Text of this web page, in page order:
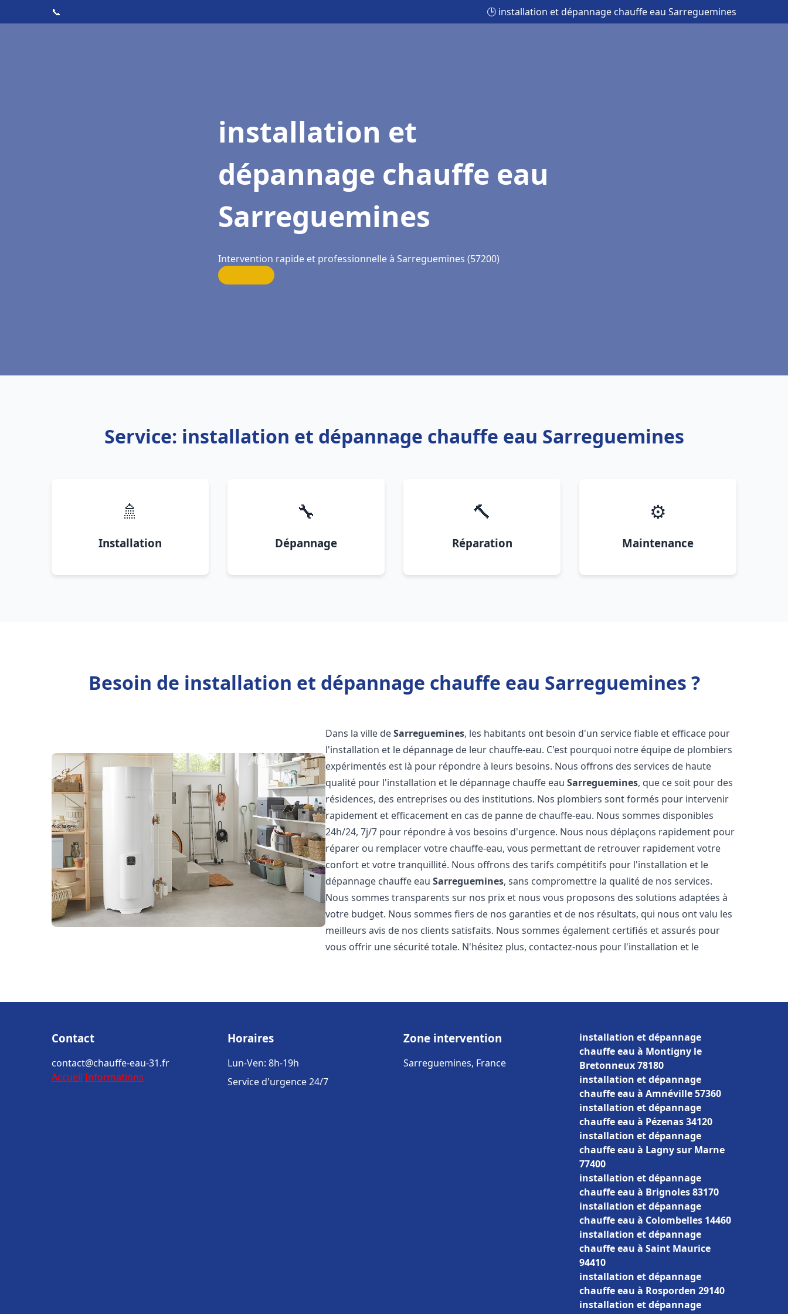
📞 🕒 installation et dépannage chauffe eau Sarreguemines
installation et
dépannage chauffe eau
Sarreguemines
Intervention rapide et professionnelle à Sarreguemines (57200)
Service: installation et dépannage chauffe eau Sarreguemines
🚿
Installation
🔧
Dépannage
🔨
Réparation
⚙️
Maintenance
Besoin de installation et dépannage chauffe eau Sarreguemines ?
Dans la ville deSarreguemines, les habitants ont besoin d'un service fiable et efficace pour
l'installation et le dépannage de leur chauffe-eau. C'est pourquoi notre équipe de plombiers
expérimentés est là pour répondre à leurs besoins. Nous offrons des services de haute
qualité pour l'installation et le dépannage chauffe eauSarreguemines, que ce soit pour des
résidences, des entreprises ou des institutions. Nos plombiers sont formés pour intervenir
rapidement et efficacement en cas de panne de chauffe-eau. Nous sommes disponibles
24h/24, 7j/7 pour répondre à vos besoins d'urgence. Nous nous déplaçons rapidement pour
réparer ou remplacer votre chauffe-eau, vous permettant de retrouver rapidement votre
confort et votre tranquillité. Nous offrons des tarifs compétitifs pour l'installation et le
dépannage chauffe eauSarreguemines, sans compromettre la qualité de nos services.
Nous sommes transparents sur nos prix et nous vous proposons des solutions adaptées à
votre budget. Nous sommes fiers de nos garanties et de nos résultats, qui nous ont valu les
meilleurs avis de nos clients satisfaits. Nous sommes également certifiés et assurés pour
vous offrir une sécurité totale. N'hésitez plus, contactez-nous pour l'installation et le
Contact
contact@chauffe-eau-31.fr
Accueil Informations
Horaires
Lun-Ven: 8h-19h
Service d'urgence 24/7
Zone intervention
Sarreguemines, France
installation et dépannage
chauffe eau à Montigny le
Bretonneux 78180
installation et dépannage
chauffe eau à Amnéville 57360
installation et dépannage
chauffe eau à Pézenas 34120
installation et dépannage
chauffe eau à Lagny sur Marne
77400
installation et dépannage
chauffe eau à Brignoles 83170
installation et dépannage
chauffe eau à Colombelles 14460
installation et dépannage
chauffe eau à Saint Maurice
94410
installation et dépannage
chauffe eau à Rosporden 29140
installation et dépannage